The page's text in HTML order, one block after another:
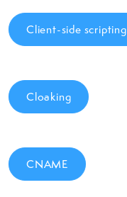
Client-side scripting
Cloaking
CNAME